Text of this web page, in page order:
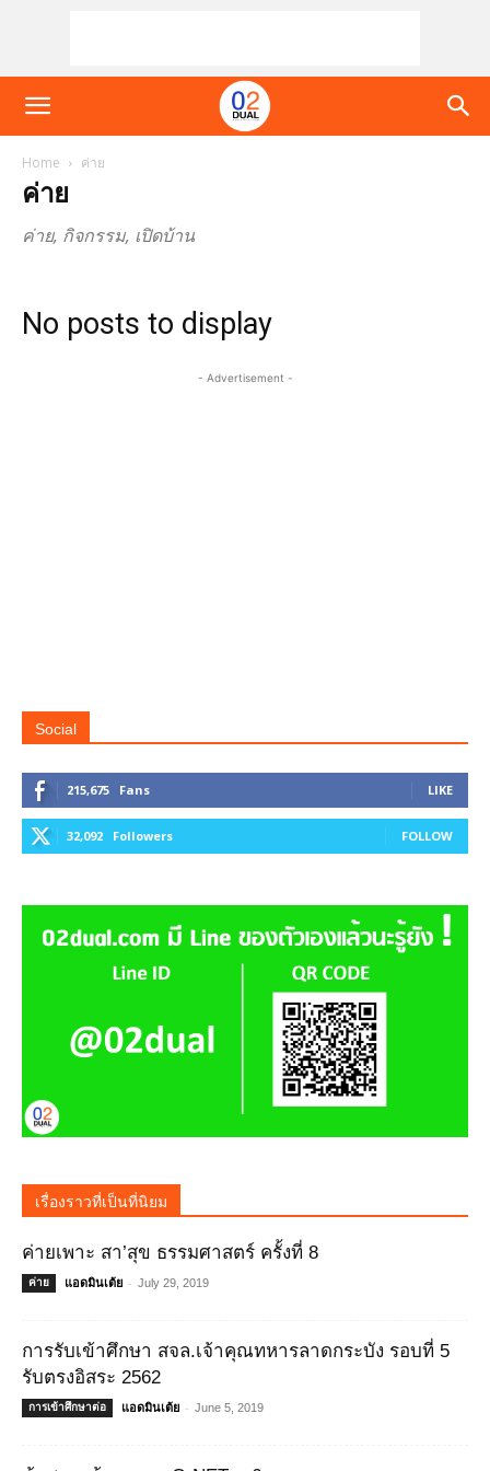
Home ค่าย
ค่าย
ค่าย, กิจกรรม, เปิดบ้าน
No posts to display
- Advertisement -
Social
215,675 Fans LIKE
32,092 Followers FOLLOW
เรื่องราวที่เป็นที่นิยม
ค่ายเพาะ สา’สุข ธรรมศาสตร์ ครั้งที่ 8
ค่าย แอดมินเต้ย - July 29, 2019
การรับเข้าศึกษา สจล.เจ้าคุณทหารลาดกระบัง รอบที่ 5
รับตรงอิสระ 2562
การเข้าศึกษาต่อ แอดมินเต้ย - June 5, 2019